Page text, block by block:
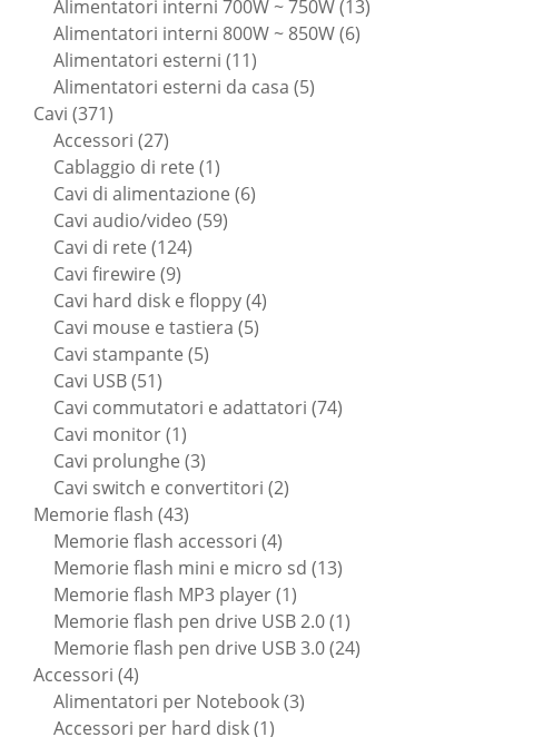
prodotti
Alimentatori interni 700W ~ 750W 1313
Alimentatori interni 800W ~ 850W 66
Alimentatori esterni 1111
prodotti
Alimentatori esterni da casa 55
Cavi 371371
prodotti
Accessori 2727
prodotti
Cablaggio di rete 11
prodotto
Cavi di alimentazione 66
Cavi audio/video 5959
Cavi di rete 124124
Cavi firewire 99
prodotti
Cavi hard disk e floppy 44
Cavi mouse e tastiera 55
Cavi stampante 55
Cavi USB 5151
prodotti
Cavi commutatori e adattatori 7474
Cavi monitor 11
prodotto
Cavi prolunghe 33
prodotti
Cavi switch e convertitori 22
Memorie flash 4343
prodotti
Memorie flash accessori 44
prodotti
Memorie flash mini e micro sd 1313
Memorie flash MP3 player 11
prodotto
Memorie flash pen drive USB 2.0 11
prodotto
Memorie flash pen drive USB 3.0 2424
Accessori 44
prodotti
Alimentatori per Notebook 33
Accessori per hard disk 11